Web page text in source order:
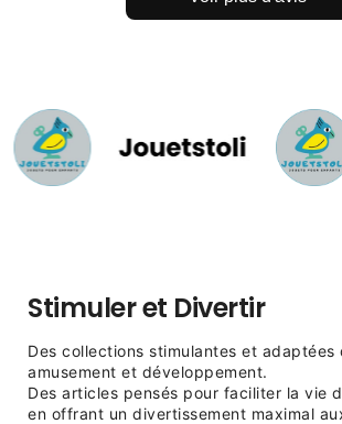
Stimuler et Divertir
Des collections stimulantes et adaptées
amusement et développement.
Des articles pensés pour faciliter la vie
en offrant un divertissement maximal